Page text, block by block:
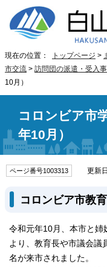
現在の位置： トップページ >
市交流 > 訪問団の派遣・受入
10月）
コロンビア市
年10月）
ページ番号1003313 更新
コロンビア市教
令和元年10月、本市と姉
より、教育長や市議会議
名が来市されました。